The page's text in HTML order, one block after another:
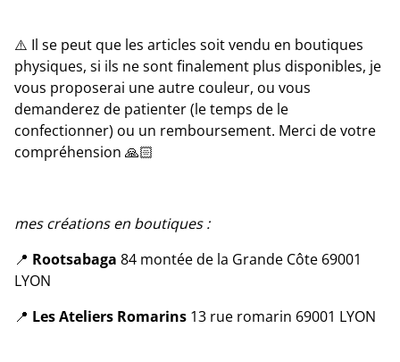
⚠️ Il se peut que les articles soit vendu en boutiques
physiques, si ils ne sont finalement plus disponibles, je
vous proposerai une autre couleur, ou vous
demanderez de patienter (le temps de le
confectionner) ou un remboursement. Merci de votre
compréhension 🙏🏻
mes créations en boutiques :
📍 Rootsabaga 84 montée de la Grande Côte 69001
LYON
📍 Les Ateliers Romarins 13 rue romarin 69001 LYON